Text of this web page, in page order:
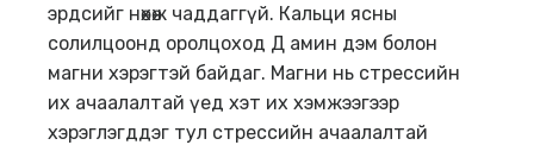
эрдсийг нөхөж чаддаггүй. Кальци ясны
солилцоонд оролцоход Д амин дэм болон
магни хэрэгтэй байдаг. Магни нь стрессийн
их ачаалалтай үед хэт их хэмжээгээр
хэрэглэгддэг тул стрессийн ачаалалтай